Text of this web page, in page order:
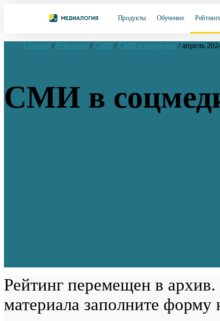
Продукты Обучение
Главная / Рейтинги / СМИ / СМИ в соцмедиа / апрель
СМИ в
Рейтинг перемещен в
материала заполните форму